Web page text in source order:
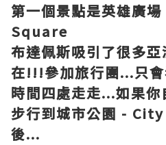
第一個景點是英雄廣
Square
布達佩斯吸引了很多亞
在!!!參加旅行團...只
時間四處走走...如果你
步行到城市公園 -
後...